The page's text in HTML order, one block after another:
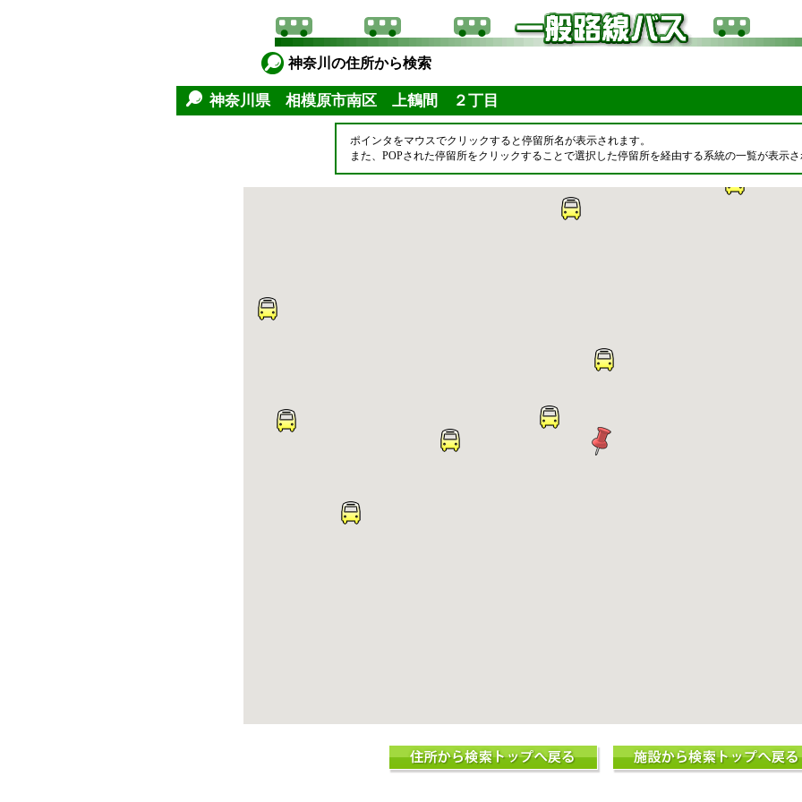
神奈川の住所から検索
神奈川県 相模原市南区 上鶴間 ２丁目
ポインタをマウスでクリックすると停留所名が表示されます。
また、POPされた停留所をクリックすることで選択した停留所を経由する系統の一覧が表示